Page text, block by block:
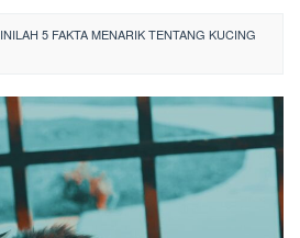
INILAH 5 FAKTA MENARIK TENTANG KUCING